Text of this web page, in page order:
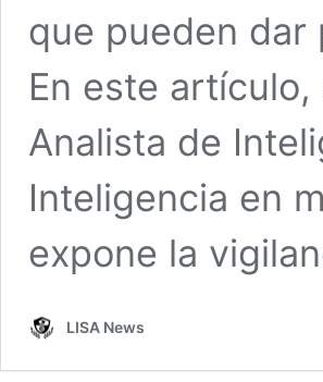
que pueden dar
En este
Analista de
Inteligencia en
expone la
LISA News